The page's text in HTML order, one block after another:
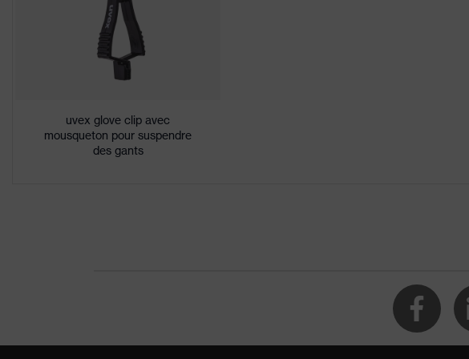
Convient pour
l'environnement de
travail
Protection de la santé
Gants résistants aux coupures
risques mécaniques
Protection contre les écorchures,
uvex glove clip avec
mousqueton pour suspendre
des gants